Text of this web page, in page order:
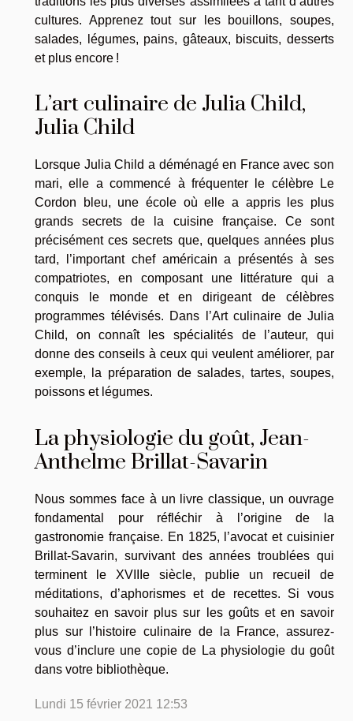
cultures. Apprenez tout sur les bouillons, soupes,
salades, légumes, pains, gâteaux, biscuits, desserts
et plus encore !
L’art culinaire de Julia Child,
Julia Child
Lorsque Julia Child a déménagé en France avec son
mari, elle a commencé à fréquenter le célèbre Le
Cordon bleu, une école où elle a appris les plus
grands secrets de la cuisine française. Ce sont
précisément ces secrets que, quelques années plus
tard, l’important chef américain a présentés à ses
compatriotes, en composant une littérature qui a
conquis le monde et en dirigeant de célèbres
programmes télévisés. Dans l’Art culinaire de Julia
Child, on connaît les spécialités de l’auteur, qui
donne des conseils à ceux qui veulent améliorer, par
exemple, la préparation de salades, tartes, soupes,
poissons et légumes.
La physiologie du goût, Jean-
Anthelme Brillat-Savarin
Nous sommes face à un livre classique, un ouvrage
fondamental pour réfléchir à l’origine de la
gastronomie française. En 1825, l’avocat et cuisinier
Brillat-Savarin, survivant des années troublées qui
terminent le XVIIIe siècle, publie un recueil de
méditations, d’aphorismes et de recettes. Si vous
souhaitez en savoir plus sur les goûts et en savoir
plus sur l’histoire culinaire de la France, assurez-
vous d’inclure une copie de La physiologie du goût
dans votre bibliothèque.
Lundi 15 février 2021 12:53